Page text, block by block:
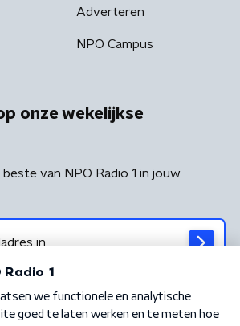
Adverteren
NPO Campus
onze wekelijkse
van NPO Radio 1 in jouw